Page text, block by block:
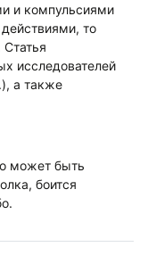
и компульсиями
то
исследователей
а также
может быть
боится